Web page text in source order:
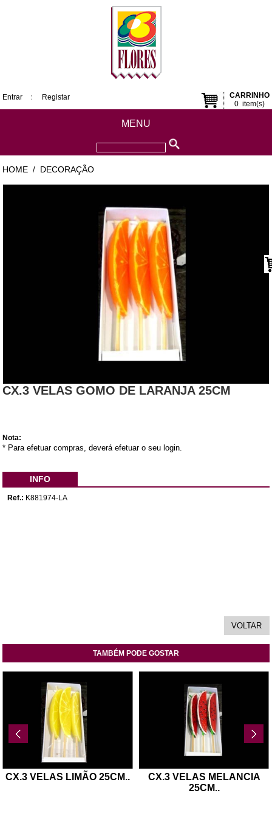
CARRINHO
0item(s)
Entrar Registar
MENU
HOME / DECORAÇÃO
CX.3 VELAS GOMO DE LARANJA 25CM
Nota:
* Para efetuar compras, deverá efetuar o seu login.
INFO
Ref.: K881974-LA
TAMBÉM PODE GOSTAR
CX.3 VELAS LIMÃO 25CM..
CX.3 VELAS MELANCIA
25CM..